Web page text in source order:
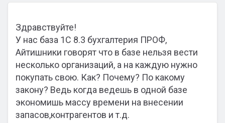
Здравствуйте!
У нас база 1С 8.3 бухгалтерия ПРОФ,
Айтишники говорят что в базе нельзя вести
несколько организаций, а на каждую нужно
покупать свою. Как? Почему? По какому
закону? Ведь когда ведешь в одной базе
экономишь массу времени на внесении
запасов,контрагентов и т.д.